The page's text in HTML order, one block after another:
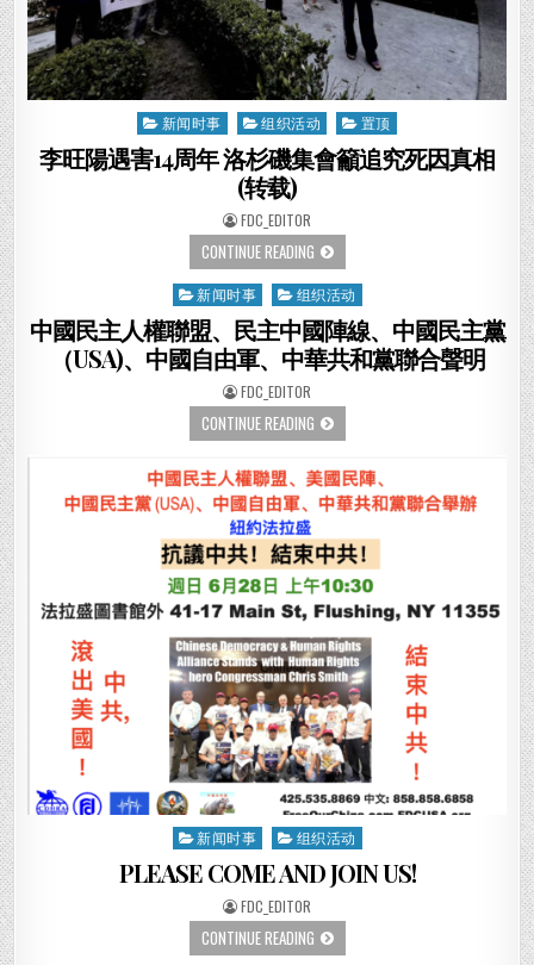
Posted
in
新闻时事 组织活动 置顶
李旺陽遇害14周年 洛杉磯集會籲追究死因真相
(转载)
AUTHOR:
FDC_EDITOR
CONTINUE READING李
旺
陽
遇
害
14
周
年
洛
磯
集
會
追
究
死
因
相
(转
载)
Posted
in
新闻时事 组织活动
中國民主人權聯盟、民主中國陣線、中國民主黨
（USA)、中國自由軍、中華共和黨聯合聲明
AUTHOR:
FDC_EDITOR
CONTINUE READING中
國
主
人
權
聯
民
主
中
國
陣
線、
中
國
民
主
黨
（USA)、
中
國
自
由
軍、
中
華
共
和
黨
聯
聲
明
Posted
新闻时事 组织活动
PLEASE COME AND JOIN US!
AUTHOR:
FDC_EDITOR
CONTINUE READINGPLEASE
COME